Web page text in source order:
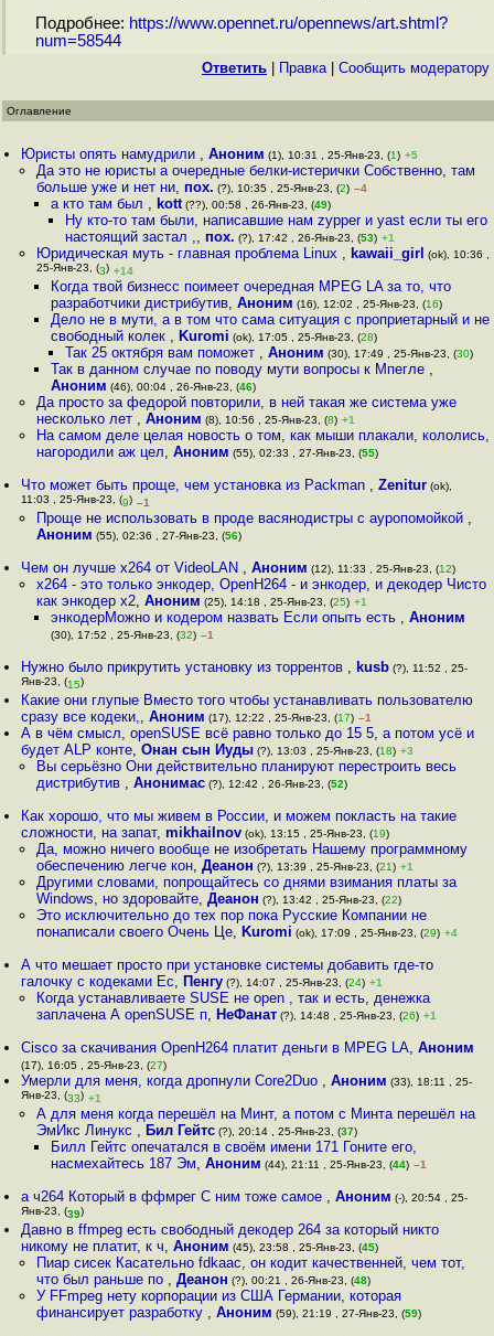
Подробнее: https://www.opennet.ru/opennews/art.shtml?
num=58544
Ответить Правка| Cообщить модератору
Оглавление
Юристы опять намудрили ,Аноним (1), 10:31 , 25-Янв-23, (1) +5
Да это не юристы а очередные белки-истерички Собственно, там
больше уже и нет ни, пох. (?), 10:35 , 25-Янв-23, (2) –4
а кто там был , kott(??), 00:58 , 26-Янв-23, (49)
Ну кто-то там были, написавшие нам zypper и yast если ты его
настоящий застал ,, пох. (?), 17:42 , 26-Янв-23, (53) +1
Юридическая муть - главная проблема Linux , kawaii_girl (ok), 10:36 ,
25-Янв-23, (3) +14
Когда твой бизнесс поимеет очередная MPEG LA за то, что
разработчики дистрибутив, Аноним (16), 12:02 , 25-Янв-23, (16)
Дело не в мути, а в том что сама ситуация с проприетарный и не
свободный колек , Kuromi (ok), 17:05 , 25-Янв-23, (28)
Так 25 октября вам поможет ,Аноним (30), 17:49 , 25-Янв-23, (30)
Так в данном случае по поводу мути вопросы к Мпегле ,
Аноним (46), 00:04 , 26-Янв-23, (46)
Да просто за федорой повторили, в ней такая же система уже
несколько лет , Аноним (8), 10:56 , 25-Янв-23, (8) +1
На самом деле целая новость о том, как мыши плакали, кололись,
нагородили аж цел, Аноним (55), 02:33 , 27-Янв-23, (55)
Что может быть проще, чем установка из Packman ,Zenitur (ok),
11:03 , 25-Янв-23, (9) –1
Проще не использовать в проде васянодистры с ауропомойкой ,
Аноним (55), 02:36 , 27-Янв-23, (56)
Чем он лучше x264 от VideoLAN ,Аноним (12), 11:33 , 25-Янв-23, (12)
x264 - это только энкодер, OpenH264 - и энкодер, и декодер Чисто
как энкодер x2, Аноним (25), 14:18 , 25-Янв-23, (25) +1
энкодерМожно и кодером назвать Если опыть есть , Аноним
(30), 17:52 , 25-Янв-23, (32) –1
Нужно было прикрутить установку из торрентов , kusb (?), 11:52 , 25-
Янв-23, (15)
Какие они глупые Вместо того чтобы устанавливать пользователю
сразу все кодеки,,Аноним (17), 12:22 , 25-Янв-23, (17) –1
А в чём смысл, openSUSE всё равно только до 15 5, а потом усё и
будет ALP конте,Онан сын Иуды (?), 13:03 , 25-Янв-23, (18) +3
Вы серьёзно Они действительно планируют перестроить весь
дистрибутив , Анонимас(?), 12:42 , 26-Янв-23, (52)
Как хорошо, что мы живем в России, и можем покласть на такие
сложности, на запат,mikhailnov (ok), 13:15 , 25-Янв-23, (19)
Да, можно ничего вообще не изобретать Нашему программному
обеспечению легче кон, Деанон (?), 13:39 , 25-Янв-23, (21) +1
Другими словами, попрощайтесь со днями взимания платы за
Windows, но здоровайте, Деанон (?), 13:42 , 25-Янв-23, (22)
Это исключительно до тех пор пока Русские Компании не
понаписали своего Очень Це, Kuromi (ok), 17:09 , 25-Янв-23, (29) +4
А что мешает просто при установке системы добавить где-то
галочку с кодеками Ес, Пенгу (?), 14:07 , 25-Янв-23, (24) +1
Когда устанавливаете SUSE не open , так и есть, денежка
заплачена А openSUSE п, НеФанат(?), 14:48 , 25-Янв-23, (26) +1
Cisco за скачивания OpenH264 платит деньги в MPEG LA,Аноним
(17), 16:05 , 25-Янв-23, (27)
Умерли для меня, когда дропнули Core2Duo ,Аноним (33), 18:11 , 25-
Янв-23, (33) +1
А для меня когда перешёл на Минт, а потом с Минта перешёл на
ЭмИкс Линукс , Бил Гейтс(?), 20:14 , 25-Янв-23, (37)
Билл Гейтс опечатался в своём имени 171 Гоните его,
насмехайтесь 187 Эм, Аноним (44), 21:11 , 25-Янв-23, (44) –1
а ч264 Который в ффмрег C ним тоже самое ,Аноним (-), 20:54 , 25-
Янв-23, (39)
Давно в ffmpeg есть свободный декодер 264 за который никто
никому не платит, к ч,Аноним (45), 23:58 , 25-Янв-23, (45)
Пиар сисек Касательно fdkaac, он кодит качественней, чем тот,
что был раньше по , Деанон (?), 00:21 , 26-Янв-23, (48)
У FFmpeg нету корпорации из США Германии, которая
финансирует разработку , Аноним (59), 21:19 , 27-Янв-23, (59)